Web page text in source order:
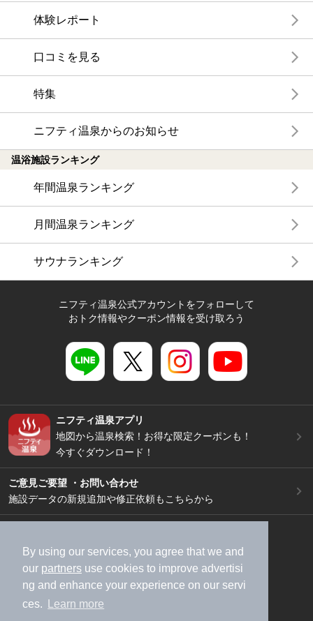
By using our services, you agree that we and
our partners use cookies to improve advertisi
ng and enhance your experience on our servi
ces.
Learn more
体験レポート
口コミを見る
特集
ニフティ温泉からのお知らせ
温浴施設ランキング
年間温泉ランキング
月間温泉ランキング
サウナランキング
ニフティ温泉公式アカウントをフォローして
おトク情報やクーポン情報を受け取ろう
ニフティ温泉アプリ
地図から温泉検索！お得な限定クーポンも！
今すぐダウンロード！
ご意見ご要望 ・お問い合わせ
施設データの新規追加や修正依頼もこちらから
加盟店募集（資料請求）
広告出稿のご案内
利用規約
ライフスタイルMEMBERS+規約
特定商取引法に基づく表記
ヘルプ
採用情報
運営会社